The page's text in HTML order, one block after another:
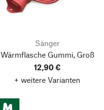
Sänger
Wärmflasche Gummi, Groß
12,90 €
+ weitere Varianten